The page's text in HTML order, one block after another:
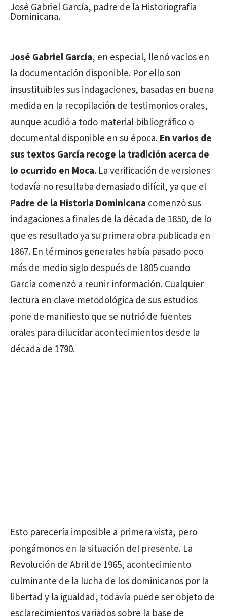
José Gabriel García, padre de la Historiografía
Dominicana.
José Gabriel García, en especial, llenó vacíos en
la documentación disponible. Por ello son
insustituibles sus indagaciones, basadas en buena
medida en la recopilación de testimonios orales,
aunque acudió a todo material bibliográfico o
documental disponible en su época.En varios de
sus textos García recoge la tradición acerca de
lo ocurrido en Moca. La verificación de versiones
todavía no resultaba demasiado difícil, ya que el
Padre de la Historia Dominicana comenzó sus
indagaciones a finales de la década de 1850, de lo
que es resultado ya su primera obra publicada en
1867. En términos generales había pasado poco
más de medio siglo después de 1805 cuando
García comenzó a reunir información. Cualquier
lectura en clave metodológica de sus estudios
pone de manifiesto que se nutrió de fuentes
orales para dilucidar acontecimientos desde la
década de 1790.
Esto parecería imposible a primera vista, pero
pongámonos en la situación del presente. La
Revolución de Abril de 1965, acontecimiento
culminante de la lucha de los dominicanos por la
libertad y la igualdad, todavía puede ser objeto de